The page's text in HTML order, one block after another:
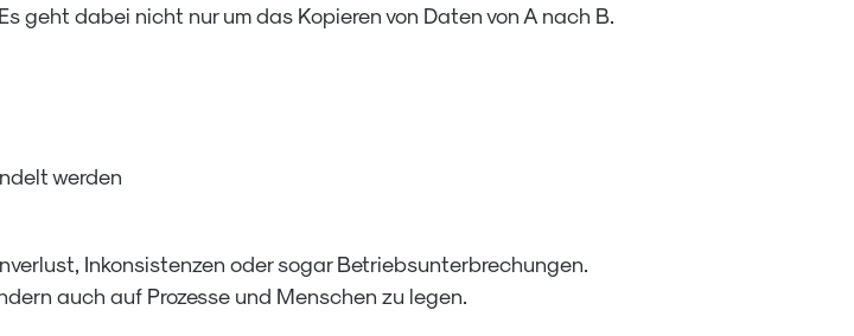
geht dabei nicht nur um das Kopieren von Daten von A nach B.
werden
Inkonsistenzen oder sogar Betriebsunterbrechungen.
auch auf Prozesse und Menschen zu legen.